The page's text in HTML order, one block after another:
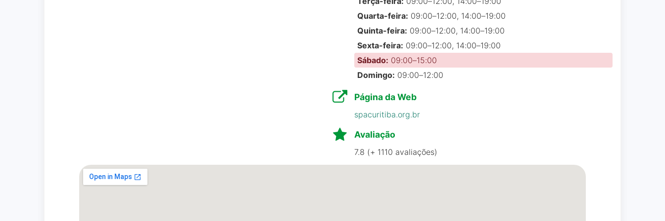
agradecimento por terem realizado nosso sonho e por cuidarem da nossa Juju com tanto carinho❤️ (Única situação q n saiu
Ótimo atendimento do Michelângelo. Nos direcionou direitinho para a sua criação. Estamos encantados. Parabéns pelo com
Local incrível, o Tiago nos recebeu com todo amor, carinho e muito conhecimento referente a todas as raças e o Michelângelo
Quarta-feira: 09:00–12:00, 14:00–19:00
Quinta-feira: 09:00–12:00, 14:00–19:00
Sexta-feira: 09:00–12:00, 14:00–19:00
Sábado: 09:00–15:00
Domingo: 09:00–12:00
Página da Web
spacuritiba.org.br
Avaliação
7.8 (+ 1110 avaliações)